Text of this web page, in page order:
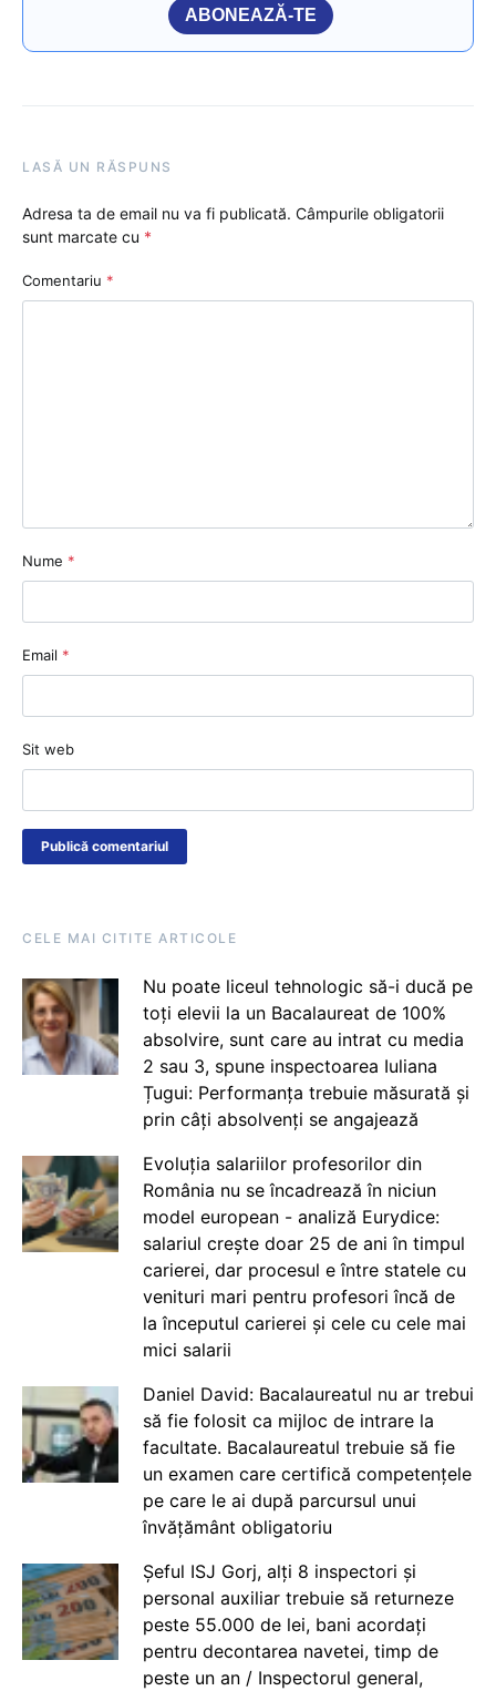
ABONEAZĂ-TE
LASĂ UN RĂSPUNS
Adresa ta de email nu va fi publicată. Câmpurile obligatorii
sunt marcate cu *
Comentariu *
Nume *
Email *
Sit web
CELE MAI CITITE ARTICOLE
Nu poate liceul tehnologic să-i ducă pe
toți elevii la un Bacalaureat de 100%
absolvire, sunt care au intrat cu media
2 sau 3, spune inspectoarea Iuliana
Țugui: Performanța trebuie măsurată și
prin câți absolvenți se angajează
Evoluția salariilor profesorilor din
România nu se încadrează în niciun
model european - analiză Eurydice:
salariul crește doar 25 de ani în timpul
carierei, dar procesul e între statele cu
venituri mari pentru profesori încă de
la începutul carierei și cele cu cele mai
mici salarii
Daniel David: Bacalaureatul nu ar trebui
să fie folosit ca mijloc de intrare la
facultate. Bacalaureatul trebuie să fie
un examen care certifică competențele
pe care le ai după parcursul unui
învățământ obligatoriu
Șeful ISJ Gorj, alți 8 inspectori și
personal auxiliar trebuie să returneze
peste 55.000 de lei, bani acordați
pentru decontarea navetei, timp de
peste un an / Inspectorul general,